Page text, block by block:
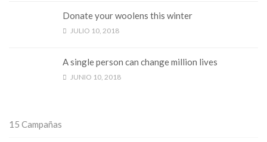
Donate your woolens this winter
JULIO 10, 2018
A single person can change million lives
JUNIO 10, 2018
15 Campañas